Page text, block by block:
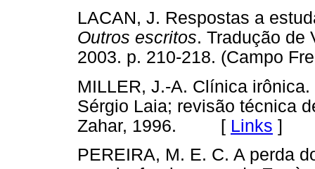
LACAN, J. Respostas a
Outros escritos. Tradução de
2003. p. 210-218.
MILLER, J.-A. Clínica
Sérgio Laia; revisão técnica
Zahar, 1996. [ Links ]
PEREIRA, M. E. C. A perda